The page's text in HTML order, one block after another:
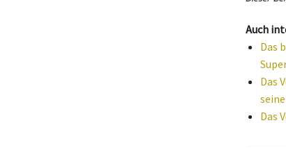
Auch
Das
Das
Das